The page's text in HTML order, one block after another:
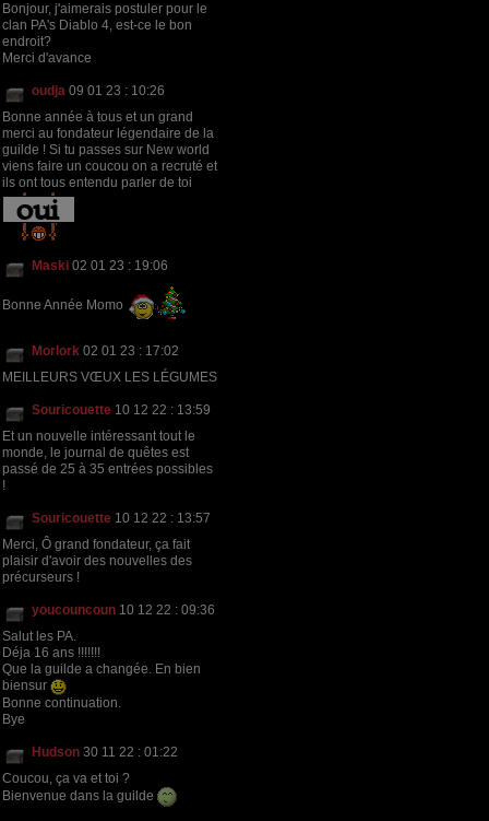
Bonjour, j'aimerais postuler pour le
clan PA's Diablo 4, est-ce le bon
endroit?
Merci d'avance
oudja 09 01 23 : 10:26
Bonne année à tous et un grand
merci au fondateur légendaire de la
guilde ! Si tu passes sur New world
viens faire un coucou on a recruté et
ils ont tous entendu parler de toi
Maski 02 01 23 : 19:06
Bonne Année Momo
Morlork 02 01 23 : 17:02
MEILLEURS VŒUX LES LÉGUMES
Souricouette 10 12 22 : 13:59
Et un nouvelle intéressant tout le
monde, le journal de quêtes est
passé de 25 à 35 entrées possibles
!
Souricouette 10 12 22 : 13:57
Merci, Ô grand fondateur, ça fait
plaisir d'avoir des nouvelles des
précurseurs !
youcouncoun 10 12 22 : 09:36
Salut les PA.
Déja 16 ans !!!!!!!
Que la guilde a changée. En bien
biensur
Bonne continuation.
Bye
Hudson 30 11 22 : 01:22
Coucou, ça va et toi ?
Bienvenue dans la guilde